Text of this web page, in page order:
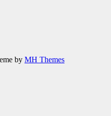
by MH Themes